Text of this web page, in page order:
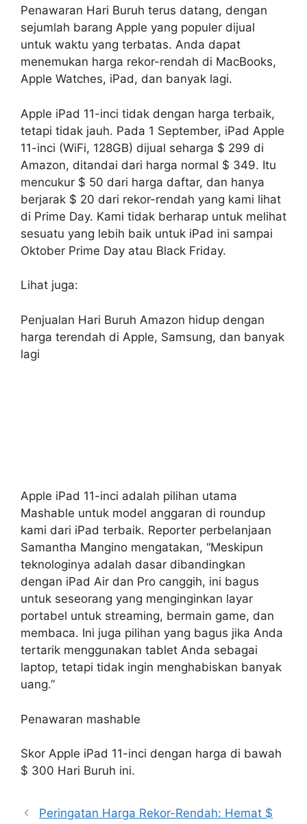
Penawaran Hari Buruh terus datang, dengan
sejumlah barang Apple yang populer dijual
untuk waktu yang terbatas. Anda dapat
menemukan harga rekor-rendah di MacBooks,
Apple Watches, iPad, dan banyak lagi.
Apple iPad 11-inci tidak dengan harga terbaik,
tetapi tidak jauh. Pada 1 September, iPad Apple
11-inci (WiFi, 128GB) dijual seharga $ 299 di
Amazon, ditandai dari harga normal $ 349. Itu
mencukur $ 50 dari harga daftar, dan hanya
berjarak $ 20 dari rekor-rendah yang kami lihat
di Prime Day. Kami tidak berharap untuk melihat
sesuatu yang lebih baik untuk iPad ini sampai
Oktober Prime Day atau Black Friday.
Lihat juga:
Penjualan Hari Buruh Amazon hidup dengan
harga terendah di Apple, Samsung, dan banyak
lagi
Apple iPad 11-inci adalah pilihan utama
Mashable untuk model anggaran di roundup
kami dari iPad terbaik. Reporter perbelanjaan
Samantha Mangino mengatakan, “Meskipun
teknologinya adalah dasar dibandingkan
dengan iPad Air dan Pro canggih, ini bagus
untuk seseorang yang menginginkan layar
portabel untuk streaming, bermain game, dan
membaca. Ini juga pilihan yang bagus jika Anda
tertarik menggunakan tablet Anda sebagai
laptop, tetapi tidak ingin menghabiskan banyak
uang.”
Penawaran mashable
Skor Apple iPad 11-inci dengan harga di bawah
$ 300 Hari Buruh ini.
Peringatan Harga Rekor-Rendah: Hemat $